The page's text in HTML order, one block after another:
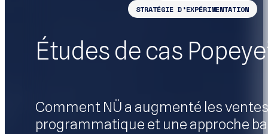
STRATÉGIE D’EXPÉRIMENTATION
Études de cas
Comment NÜ a augmenté les
programmatique et une approche